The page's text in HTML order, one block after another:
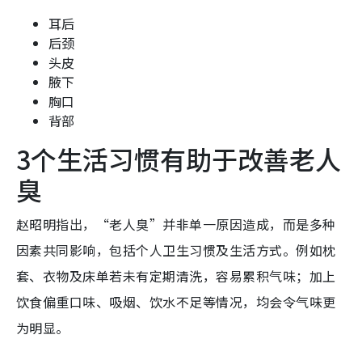
耳后
后颈
头皮
腋下
胸口
背部
3个生活习惯有助于改善老人
臭
赵昭明指出，“老人臭”并非单一原因造成，而是多种
因素共同影响，包括个人卫生习惯及生活方式。例如枕
套、衣物及床单若未有定期清洗，容易累积气味；加上
饮食偏重口味、吸烟、饮水不足等情况，均会令气味更
为明显。